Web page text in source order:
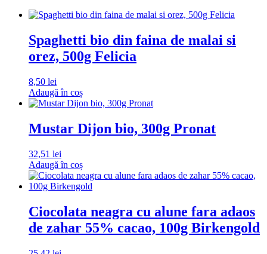
Spaghetti bio din faina de malai si
orez, 500g Felicia
8,50 lei
Adaugă în coș
Mustar Dijon bio, 300g Pronat
32,51 lei
Adaugă în coș
Ciocolata neagra cu alune fara adaos
de zahar 55% cacao, 100g Birkengold